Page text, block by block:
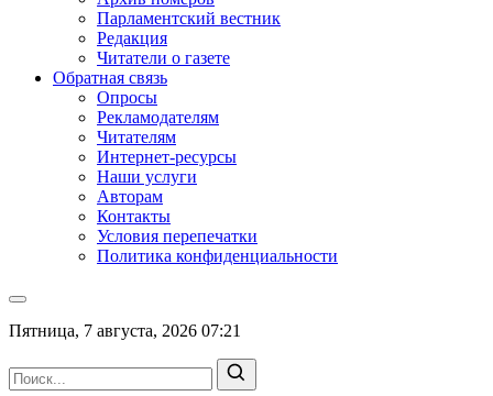
Парламентский вестник
Редакция
Читатели о газете
Обратная связь
Опросы
Рекламодателям
Читателям
Интернет-ресурсы
Наши услуги
Авторам
Контакты
Условия перепечатки
Политика конфиденциальности
Пятница, 7 августа, 2026 07:21